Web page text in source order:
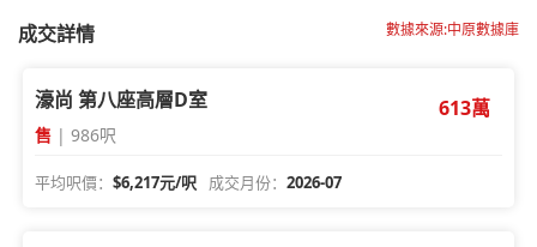
成交詳情 數據來源:中原數據庫
濠尚 第八座高層D室
售 | 986呎
613萬
平均呎價：$6,217元/呎 成交月份：2026-07